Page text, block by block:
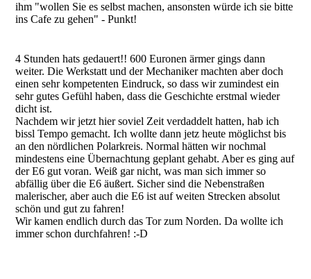
ihm "wollen Sie es selbst machen, ansonsten würde ich sie bitte
ins Cafe zu gehen" - Punkt!
4 Stunden hats gedauert!! 600 Euronen ärmer gings dann
weiter. Die Werkstatt und der Mechaniker machten aber doch
einen sehr kompetenten Eindruck, so dass wir zumindest ein
sehr gutes Gefühl haben, dass die Geschichte erstmal wieder
dicht ist.
Nachdem wir jetzt hier soviel Zeit verdaddelt hatten, hab ich
bissl Tempo gemacht. Ich wollte dann jetz heute möglichst bis
an den nördlichen Polarkreis. Normal hätten wir nochmal
mindestens eine Übernachtung geplant gehabt. Aber es ging auf
der E6 gut voran. Weiß gar nicht, was man sich immer so
abfällig über die E6 äußert. Sicher sind die Nebenstraßen
malerischer, aber auch die E6 ist auf weiten Strecken absolut
schön und gut zu fahren!
Wir kamen endlich durch das Tor zum Norden. Da wollte ich
immer schon durchfahren! :-D